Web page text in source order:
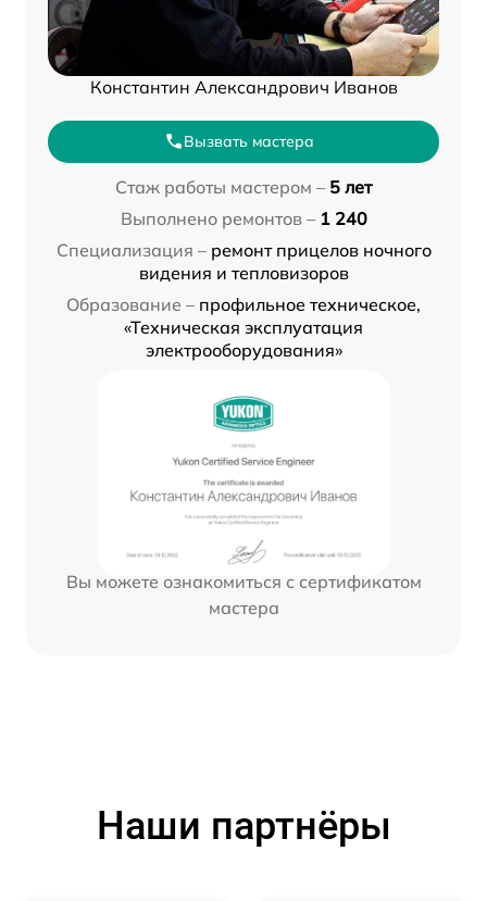
Константин Александрович Иванов
Вызвать мастера
Стаж работы мастером – 5 лет
Выполнено ремонтов – 1 240
Специализация – ремонт прицелов ночного
видения и тепловизоров
Образование – профильное техническое,
«Техническая эксплуатация
электрооборудования»
Вы можете ознакомиться с сертификатом
мастера
Наши партнёры